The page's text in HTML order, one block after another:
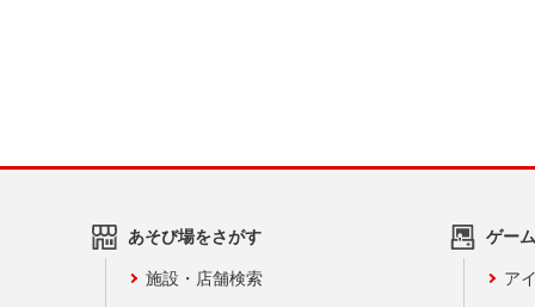
あそび場をさがす
施設・店舗検索
ゲー
ア